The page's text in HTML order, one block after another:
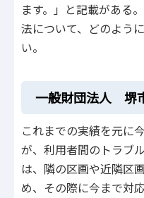
ます。」と記載がある
法について、どのよう
い。
一般財団法人 堺
これまでの実績を元に
が、利用者間のトラブ
は、隣の区画や近隣区
め、その際に今まで対